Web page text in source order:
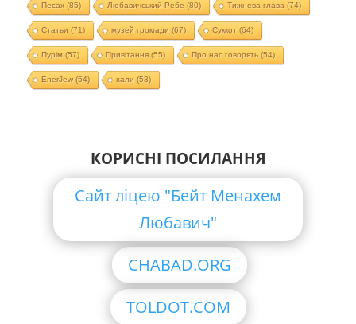
Песах(85) Любавичський Ребе (80) Тижнева глава (74)
Статьи (71) музей громади (67) Суккот (64)
Пурім (57) Привітання(55) Про нас говорять(54)
EnerJew(54) хали (53)
КОРИСНІ ПОСИЛАННЯ
Сайт ліцею "Бейт Менахем
Любавич"
CHABAD.ORG
TOLDOT.COM